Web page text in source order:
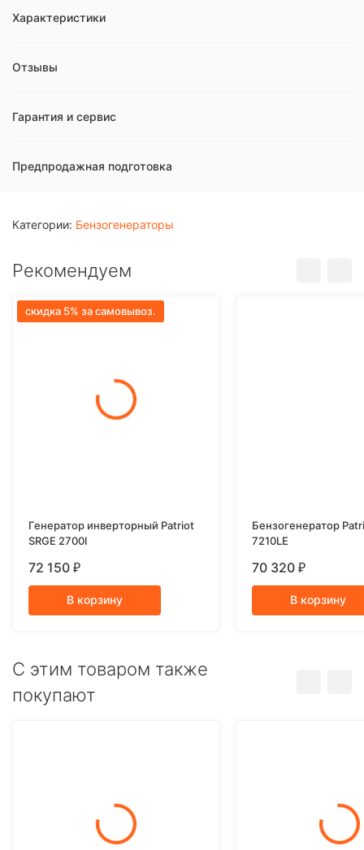
Характеристики
Отзывы
Гарантия и сервис
Предпродажная подготовка
Категории: Бензогенераторы
Рекомендуем
скидка 5% за самовывоз.
Генератор инверторный Patriot
SRGE 2700I
72 150 ₽
В корзину
Бензогенератор
7210LE
70 320 ₽
В корзину
C этим товаром также
покупают